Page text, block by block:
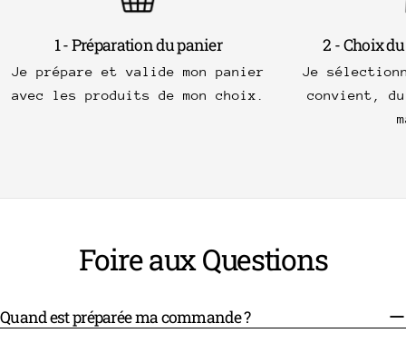
1 - Préparation du panier
Je prépare et valide mon panier
avec les produits de mon choix.
2 - Choix
Je
convient,
Foire aux Questions
Quand est préparée ma commande ?